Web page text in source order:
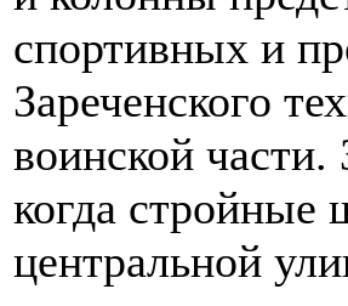
спортивных и
Зареченского
воинской
когда стройные
центральной